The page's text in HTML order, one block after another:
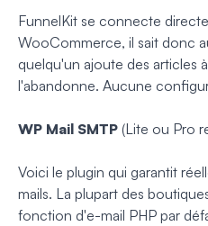
FunnelKit se connecte
WooCommerce, il sait donc
quelqu'un ajoute des articles
l'abandonne. Aucune
WP Mail SMTP (Lite ou Pro
Voici le plugin qui garantit
mails. La plupart des
fonction d'e-mail PHP par